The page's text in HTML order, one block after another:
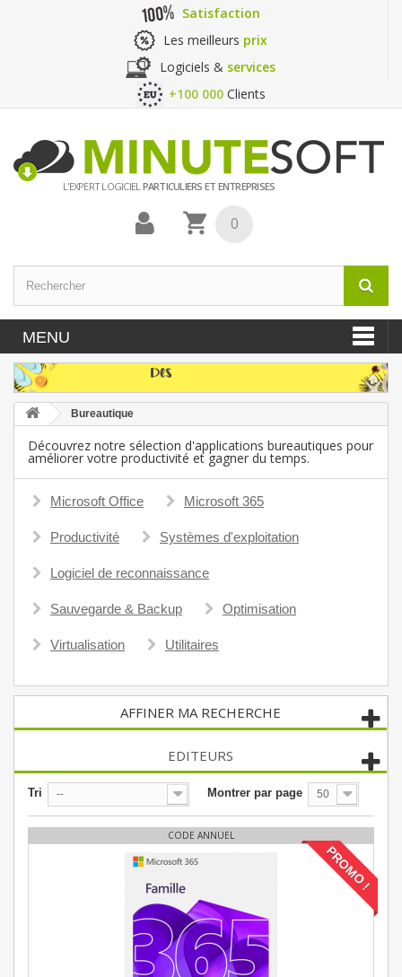
Satisfaction
Les meilleurs prix
Logiciels & services
+100 000 Clients
L'EXPERT LOGICIELPARTICULIERS ET ENTREPRISES
0
MENU
Bureautique
Découvrez notre sélection d'applications bureautiques pour
améliorer votre productivité et gagner du temps.
Microsoft Office Microsoft 365
Productivité Systèmes d'exploitation
Logiciel de reconnaissance
Sauvegarde & Backup Optimisation
Virtualisation Utilitaires
AFFINER MA RECHERCHE
EDITEURS
Tri -- Montrer par page 50
CODE ANNUEL
PROMO !